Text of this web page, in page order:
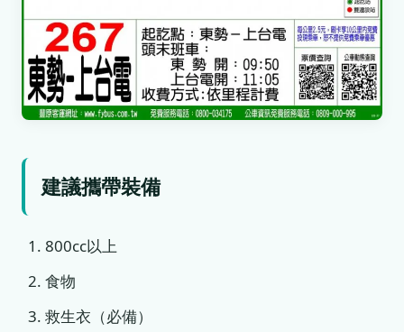
建議攜帶裝備
800cc以上
食物
救生衣（必備）